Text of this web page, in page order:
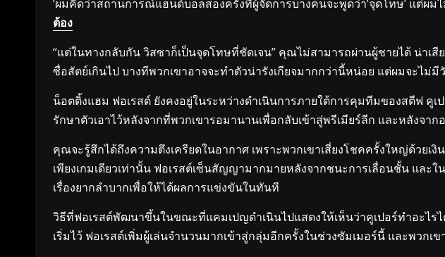
‘ผมคิดว่าสถานการณ์แฮนด์บอลสองครั้งที่ผู้จัดการบางคนจะพูดว่า’จุดโทษ’ แต่ผ
ต้อง
“แต่ในทางกลับกัน วิสซาก็เป็นจุดโทษที่ชัดเจน” คุณไม่สามารถผ่านผู้ชายได้ น่าเสี
ซื่อสัตย์เกินไป บางทีพวกเขาอาจจะทำตัวน่ารังเกียจมากกว่านี้หน่อย แต่ผมจะไม่
น็อตติ้งแฮม ฟอเรสต์ ยังคงอยู่ในระหว่างดำเนินการภายใต้การคุมทีมของสตีฟ คู
รักษาตัวเอาไว้หลังจากที่พวกเขารอมานานเพื่อกลับเข้าสู่พรีเมียร์ลีก และหลังจา
คุณจะรู้สึกได้ถึงความตึงเครียดในอากาศ เพราะพวกเขาเสี่ยงโชคครั้งใหญ่ด้วย
เพียงเกมเดียวเท่านั้น ฟอเรสต์เซ็นสัญญามากมายหลังจากชนะการเลื่อนชั้น แ
เรื่องยากลำบากเพื่อให้ได้ผลการแข่งขันในทันที
วิธีที่ฟอเรสต์พัฒนาขึ้นในขณะที่แคมเปญดำเนินไปแสดงให้เห็นว่าคูเปอร์ทำอะไร
เริ่มไว้ ฟอเรสต์เพิ่มผู้เล่นจำนวนมากเข้าสู่กลุ่มอีกครั้งในช่วงซัมเมอร์นี้ และพวก